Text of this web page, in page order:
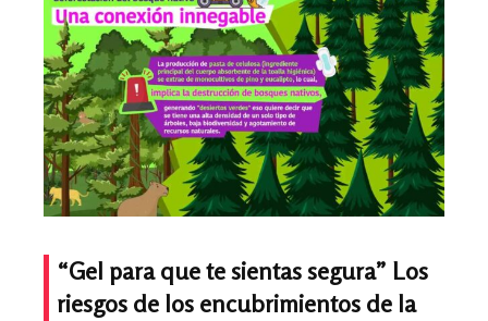
“Gel para que te sientas segura” Los
riesgos de los encubrimientos de la